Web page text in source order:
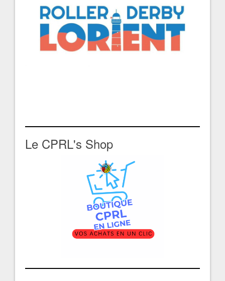
Le CPRL's Shop